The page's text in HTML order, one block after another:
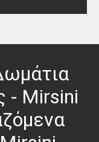
- Mirsini